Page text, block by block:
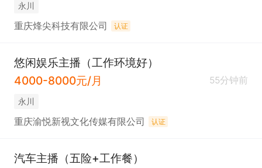
永川
重庆烽尖科技有限公司 认证
悠闲娱乐主播（工作环境好）
4000-8000元/月
55分钟前
永川
重庆渝悦新视文化传媒有限公司 认证
汽车主播（五险+工作餐）